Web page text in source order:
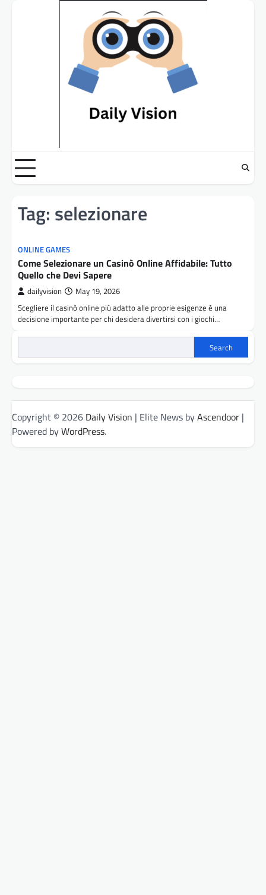
Tag: selezionare
ONLINE GAMES
Come Selezionare un Casinò Online Affidabile: Tutto
Quello che Devi Sapere
dailyvision May 19, 2026
Scegliere il casinò online più adatto alle proprie esigenze è una
decisione importante per chi desidera divertirsi con i giochi…
Search
Copyright © 2026 Daily Vision | Elite News byAscendoor |
Powered byWordPress.